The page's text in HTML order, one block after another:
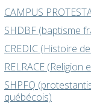
CAMPUS
SHDBF (baptisme
CREDIC (Histoire
RELRACE (Religion
SHPFQ
québécois)